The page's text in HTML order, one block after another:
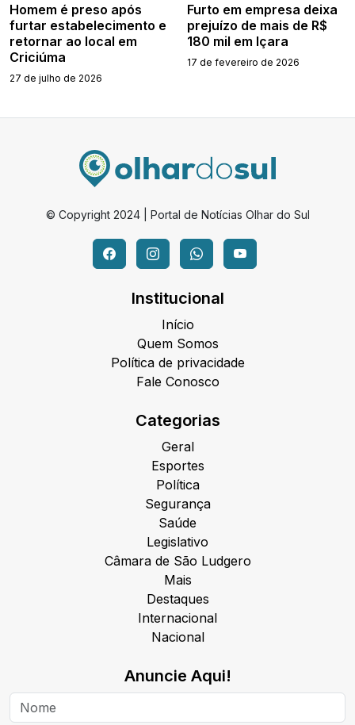
Homem é preso após
furtar estabelecimento e
retornar ao local em
Criciúma
27 de julho de 2026
Furto em empresa deixa
prejuízo de mais de R$
180 mil em Içara
17 de fevereiro de 2026
© Copyright 2024 | Portal de Notícias Olhar do Sul
Institucional
Início
Quem Somos
Política de privacidade
Fale Conosco
Categorias
Geral
Esportes
Política
Segurança
Saúde
Legislativo
Câmara de São Ludgero
Mais
Destaques
Internacional
Nacional
Anuncie Aqui!